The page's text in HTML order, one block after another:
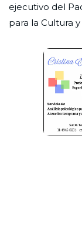
ejecutivo del
para la Cultura